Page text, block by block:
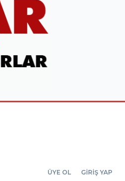
ÜYE OL GİRİŞ YAP